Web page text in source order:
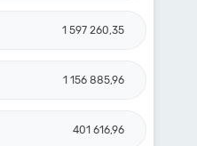
1 597 260,35
1 156 885,96
401 616,96